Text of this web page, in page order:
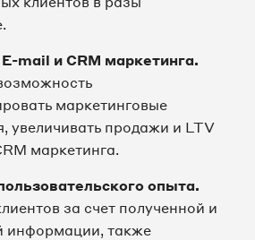
mail и CRM маркетинга.
маркетинговые
увеличивать продажи и LTV
маркетинга.
опыта.
за счет полученной и
информации, также